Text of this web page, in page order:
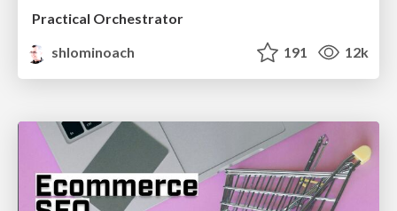
Practical Orchestrator
shlominoach
191 12k